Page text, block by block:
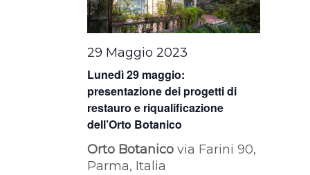
Lunedì 29 maggio:
presentazione dei progetti di
restauro e riqualificazione
dell’Orto Botanico
29 Maggio 2023
Orto Botanicovia Farini 90,
Parma, Italia